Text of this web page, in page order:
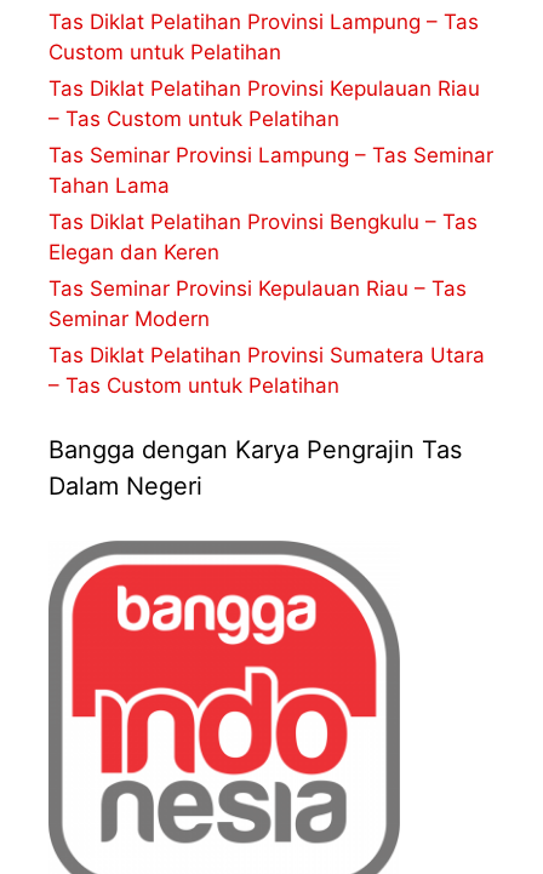
Tas Diklat Pelatihan Provinsi Lampung – Tas
Custom untuk Pelatihan
Tas Diklat Pelatihan Provinsi Kepulauan Riau
– Tas Custom untuk Pelatihan
Tas Seminar Provinsi Lampung – Tas Seminar
Tahan Lama
Tas Diklat Pelatihan Provinsi Bengkulu – Tas
Elegan dan Keren
Tas Seminar Provinsi Kepulauan Riau – Tas
Seminar Modern
Tas Diklat Pelatihan Provinsi Sumatera Utara
– Tas Custom untuk Pelatihan
Bangga dengan Karya Pengrajin Tas
Dalam Negeri